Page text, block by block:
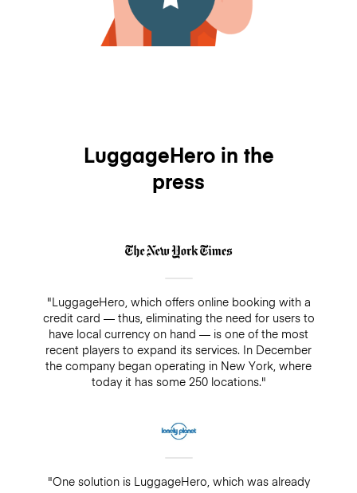
LuggageHero in the
press
"LuggageHero, which offers online booking with a
credit card — thus, eliminating the need for users to
have local currency on hand — is one of the most
recent players to expand its services. In December
the company began operating in New York, where
today it has some 250 locations."
"One solution is LuggageHero, which was already